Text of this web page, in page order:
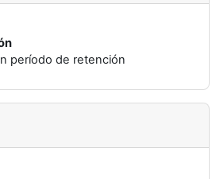
período de retención